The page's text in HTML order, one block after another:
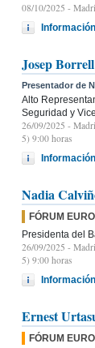
08/10/2025 -
Josep Borrell
Presentador de
Alto
Seguridad y
26/09/2025 -
5) 9:00 horas
Nadia
FÓRUM
Presidenta del
26/09/2025 -
5) 9:00 horas
Ernest
FÓRUM